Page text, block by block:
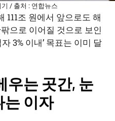
/ 출처 : 연합뉴스
111조 원에서 앞으로도 해
으로 이어질 것으로 보인
3% 이내’ 목표는 이미 달
우는 곳간, 눈
는 이자